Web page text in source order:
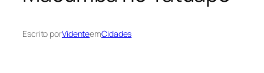
Escrito porVidenteemCidades